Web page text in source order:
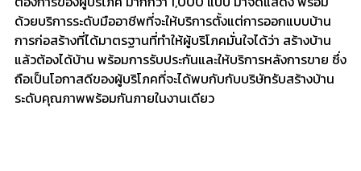
ด้วยบริการระดับมืออาชีพที่จะให้บริการตั้งแต่การออกแบบบ้าน
การก่อสร้างที่ได้มาตรฐานที่ทำให้ผู้บริโภคมั่นใจได้ว่า สร้างบ้าน
แล้วต้องได้บ้าน พร้อมการรับประกันและให้บริการหลังการขาย ซึ่ง
ถือเป็นโอกาสดีของผู้บริโภคที่จะได้พบกับกับบริษัทรับสร้างบ้าน
ระดับคุณภาพพร้อมกันภายในงานเดียว